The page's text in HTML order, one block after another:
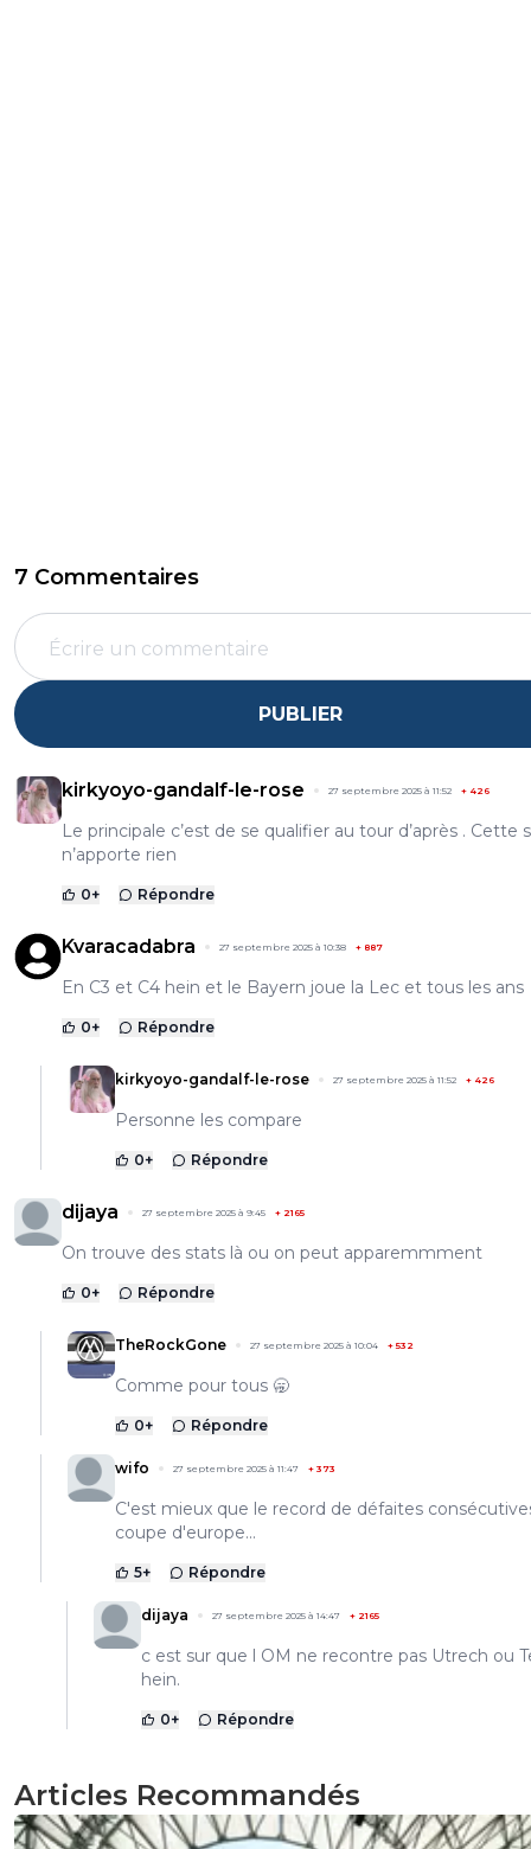
7 Commentaires
PUBLIER
kirkyoyo-gandalf-le-rose 27 septembre 2025 à 11:52 + 426
Le principale c’est de se qualifier au tour d’après . Cette
n’apporte rien
0+ Répondre
Kvaracadabra 27 septembre 2025 à 10:38 + 887
En C3 et C4 hein et le Bayern joue la Lec et tous les ans
0+ Répondre
kirkyoyo-gandalf-le-rose 27 septembre 2025 à 11:52 + 426
Personne les compare
0+ Répondre
dijaya 27 septembre 2025 à 9:45 + 2165
On trouve des stats là ou on peut apparemmment
0+ Répondre
TheRockGone 27 septembre 2025 à 10:04 +532
Comme pour tous 🥱
0+ Répondre
wifo 27 septembre 2025 à 11:47 + 373
C'est mieux que le record de défaites
coupe d'europe...
5+ Répondre
dijaya 27 septembre 2025 à 14:47 + 2165
c est sur que l OM ne recontre pas Utrech ou
hein.
0+ Répondre
Articles Recommandés